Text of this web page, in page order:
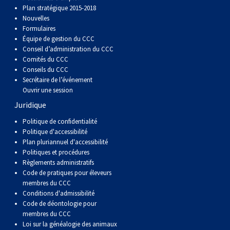
Berger anglais
Berger polonais de plaine
Berger portugais
Puli
Schapendoes néerlandais
Berger Shetland
Chien d’eau espagnol
Vallhund suédois
Chien Ibizan
Lévrier irlandais
Norrbottenspets
Elkhound norvégien
Lundehund norvégien
Otterhound
Petit basset griffon vendéen
Pharaoh Hound
Terrier tibétain
Xoloitzcuintli (moyen)
Xoloïtzcuintli (standard)
Setter irlandais
Épagneul cocker américain
Épagneul d’eau américain
Épagneul bleu de Picardie
Épagneul breton
Épagneul Clumber
Épagneul cocker anglais
Épagneul springer anglais
Terrier de Norwich
Terrier du révérend Russell
Terrier chasseur de rat
Terrier Russell
Schnauzer (nain)
Terrier écossais
Terrier Sealyham
Terrier Skye
Caniche (nain)
Carlin
Petit chien russe
Terrier à poil soyeux
Fox terrier miniature
Terrier de Manchester nain
Xoloitzcuintli (nain)
Terrier du Yorkshire
Grand bouvier suisse
Chien du Groenland
Hovawart
Chien d’ours de Carélie
Komondor
Kuvasz
Leonberger
Mastiff
Top Dogs
Plan stratégique 2015-2018
Nouvelles
Formulaires
Équipe de gestion du CCC
Conseil d’administration du CCC
Comités du CCC
Conseils du CCC
Secrétaire de l’événement
Ouvrir une session
Juridique
Politique de confidentialité
Politique d'accessibilité
Plan pluriannuel d'accessibilité
Politiques et procédures
Règlements administratifs
Code de pratiques pour éleveurs
membres du CCC
Conditions d'admissibilité
Code de déontologie pour
membres du CCC
Loi sur la généalogie des animaux